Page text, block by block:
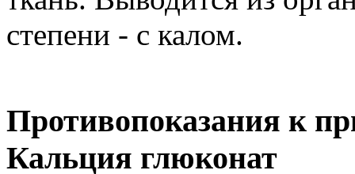
степени - с калом.
Противопоказания к
Кальция глюконат